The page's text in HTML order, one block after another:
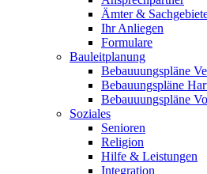
Ämter &
Ihr Anliegen
Formulare
Bauleitplanung
Bebauuungspläne
Bebauungspläne
Bebauuungspläne
Soziales
Senioren
Religion
Hilfe & Leistungen
Integration